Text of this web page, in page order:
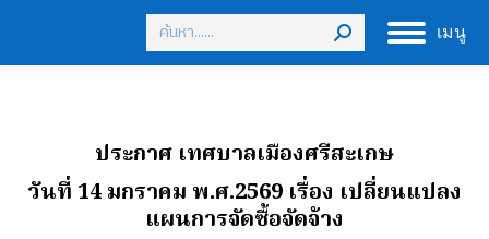
เมนู
Search:
ประกาศ เทศบาลเมืองศรีสะเกษ
วันที่ 14 มกราคม พ.ศ.2569 เรื่อง เปลี่ยนแปลง
แผนการจัดซื้อจัดจ้าง